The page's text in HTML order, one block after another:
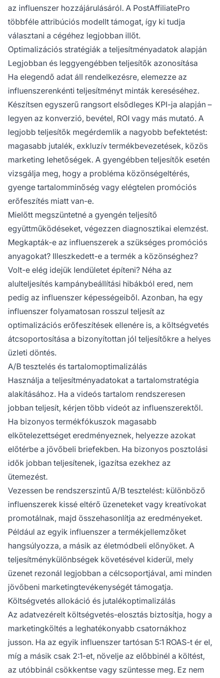
az influenszer hozzájárulásáról. A PostAffiliatePro
többféle attribúciós modellt támogat, így ki tudja
választani a cégéhez legjobban illőt.
Optimalizációs stratégiák a teljesítményadatok alapján
Legjobban és leggyengébben teljesítők azonosítása
Ha elegendő adat áll rendelkezésre, elemezze az
influenszerenkénti teljesítményt minták kereséséhez.
Készítsen egyszerű rangsort elsődleges KPI-ja alapján –
legyen az konverzió, bevétel, ROI vagy más mutató. A
legjobb teljesítők megérdemlik a nagyobb befektetést:
magasabb jutalék, exkluzív termékbevezetések, közös
marketing lehetőségek. A gyengébben teljesítők esetén
vizsgálja meg, hogy a probléma közönségeltérés,
gyenge tartalomminőség vagy elégtelen promóciós
erőfeszítés miatt van-e.
Mielőtt megszüntetné a gyengén teljesítő
együttműködéseket, végezzen diagnosztikai elemzést.
Megkapták-e az influenszerek a szükséges promóciós
anyagokat? Illeszkedett-e a termék a közönséghez?
Volt-e elég idejük lendületet építeni? Néha az
alulteljesítés kampánybeállítási hibákból ered, nem
pedig az influenszer képességeiből. Azonban, ha egy
influenszer folyamatosan rosszul teljesít az
optimalizációs erőfeszítések ellenére is, a költségvetés
átcsoportosítása a bizonyítottan jól teljesítőkre a helyes
üzleti döntés.
A/B tesztelés és tartalomoptimalizálás
Használja a teljesítményadatokat a tartalomstratégia
alakításához. Ha a videós tartalom rendszeresen
jobban teljesít, kérjen több videót az influenszerektől.
Ha bizonyos termékfókuszok magasabb
elkötelezettséget eredményeznek, helyezze azokat
előtérbe a jövőbeli briefekben. Ha bizonyos posztolási
idők jobban teljesítenek, igazítsa ezekhez az
ütemezést.
Vezessen be rendszerszintű A/B tesztelést: különböző
influenszerek kissé eltérő üzeneteket vagy kreatívokat
promotálnak, majd összehasonlítja az eredményeket.
Például az egyik influenszer a termékjellemzőket
hangsúlyozza, a másik az életmódbeli előnyöket. A
teljesítménykülönbségek követésével kiderül, mely
üzenet rezonál legjobban a célcsoportjával, ami minden
jövőbeni marketingtevékenységét támogatja.
Költségvetés allokáció és jutalékoptimalizálás
Az adatvezérelt költségvetés-elosztás biztosítja, hogy a
marketingköltés a leghatékonyabb csatornákhoz
jusson. Ha az egyik influenszer tartósan 5:1 ROAS-t ér el,
míg a másik csak 2:1-et, növelje az előbbinél a költést,
az utóbbinál csökkentse vagy szüntesse meg. Ez nem